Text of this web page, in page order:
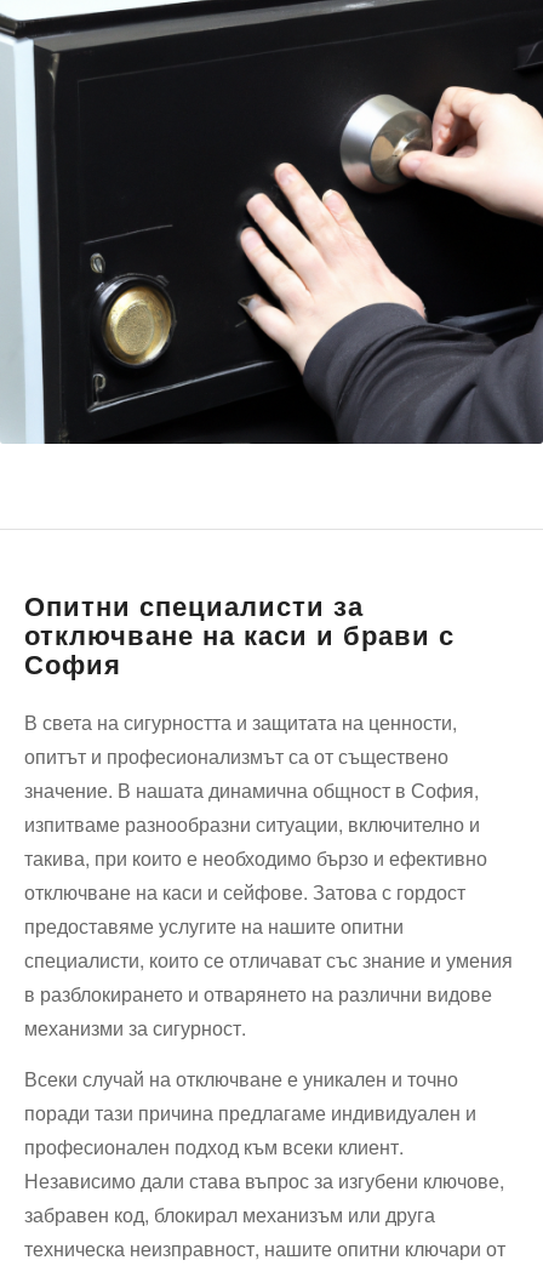
Опитни специалисти за
отключване на каси и брави с
София
В света на сигурността и защитата на ценности,
опитът и професионализмът са от съществено
значение. В нашата динамична общност в София,
изпитваме разнообразни ситуации, включително и
такива, при които е необходимо бързо и ефективно
отключване на каси и сейфове. Затова с гордост
предоставяме услугите на нашите опитни
специалисти, които се отличават със знание и умения
в разблокирането и отварянето на различни видове
механизми за сигурност.
Всеки случай на отключване е уникален и точно
поради тази причина предлагаме индивидуален и
професионален подход към всеки клиент.
Независимо дали става въпрос за изгубени ключове,
забравен код, блокирал механизъм или друга
техническа неизправност, нашите опитни ключари от